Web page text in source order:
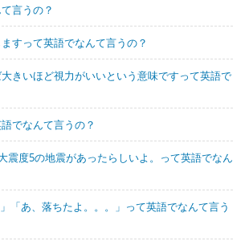
言うの？
すって英語でなんて言うの？
きいほど視力がいいという意味ですって英語で
でなんて言うの？
震度5の地震があったらしいよ。って英語でなん
「あ、落ちたよ。。。」って英語でなんて言う